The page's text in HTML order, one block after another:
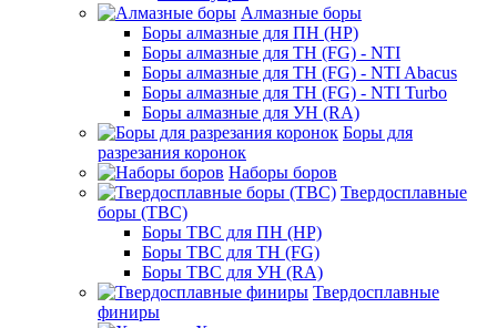
Алмазные боры
Боры алмазные для ПН (HP)
Боры алмазные для ТН (FG) - NTI
Боры алмазные для ТН (FG) - NTI Abacus
Боры алмазные для ТН (FG) - NTI Turbo
Боры алмазные для УН (RA)
Боры для
разрезания коронок
Наборы боров
Твердосплавные
боры (ТВС)
Боры ТВС для ПН (HP)
Боры ТВС для ТН (FG)
Боры ТВС для УН (RA)
Твердосплавные
финиры